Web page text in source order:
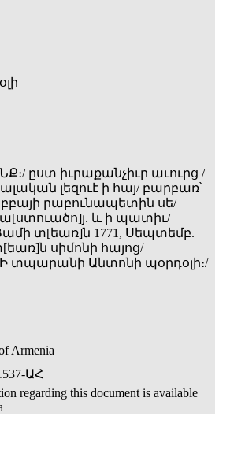
ըստ իւրաքանչիւր աւուրց /
լեզուէ ի հայ/ բարբառ՝
րաբունապետին սե/
և ի պատիւ/
տ[եառ]ն 1771, Սեպտեմբ.
սիմոնի հայոց/
Ի տպարանի Անտոնի պօրդօլի։/
Armenia
ԱՀ
regarding this document is available